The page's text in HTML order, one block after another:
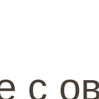
с